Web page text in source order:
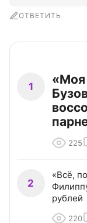
ОТВЕТИТЬ
1
«Моя
225
2
«Всё,
рублей
220